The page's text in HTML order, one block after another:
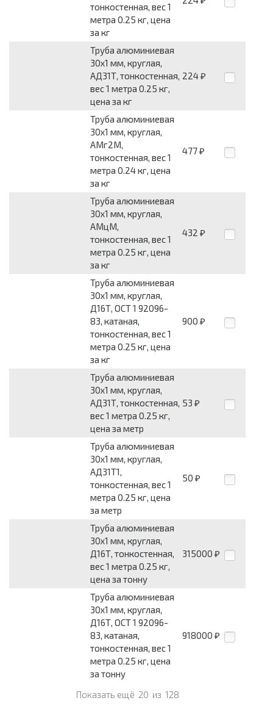
тонкостенная, вес 1
метра 0.25 кг, цена
за кг
Труба алюминиевая
30x1 мм, круглая,
АД31Т, тонкостенная,
вес 1 метра 0.25 кг,
цена за кг
224 ₽
Труба алюминиевая
30x1 мм, круглая,
АМг2М,
тонкостенная, вес 1
метра 0.24 кг, цена
за кг
477 ₽
Труба алюминиевая
30x1 мм, круглая,
АМцМ,
тонкостенная, вес 1
метра 0.25 кг, цена
за кг
432 ₽
Труба алюминиевая
30x1 мм, круглая,
Д16Т, ОСТ 1 92096-
83, катаная,
тонкостенная, вес 1
метра 0.25 кг, цена
за кг
900 ₽
Труба алюминиевая
30x1 мм, круглая,
АД31Т, тонкостенная,
вес 1 метра 0.25 кг,
цена за метр
53 ₽
Труба алюминиевая
30x1 мм, круглая,
АД31Т1,
тонкостенная, вес 1
метра 0.25 кг, цена
за метр
50 ₽
Труба алюминиевая
30x1 мм, круглая,
Д16Т, тонкостенная,
вес 1 метра 0.25 кг,
цена за тонну
315000 ₽
Труба алюминиевая
30x1 мм, круглая,
Д16Т, ОСТ 1 92096-
83, катаная,
тонкостенная, вес 1
метра 0.25 кг, цена
за тонну
918000 ₽
Показать ещё 20 из 128